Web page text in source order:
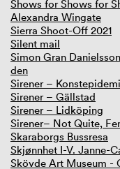
Shows for Shows for
Alexandra Wingate
Sierra Shoot-Off 2021
Silent mail
Simon Gran
den
Sirener –
Sirener – Gällstad
Sirener – Lidköping
Sirener– Not Quite,
Skaraborgs Bussresa
Skjønnhet I-V. Janne-
Skövde Art Museum -